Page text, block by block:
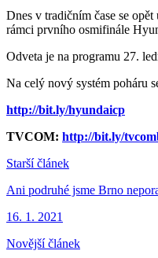
Dnes v tradičním čase se
rámci prvního osmifinále
Odveta je na programu 27.
Na celý nový systém poháru
http://bit.ly/hyundaicp
TVCOM: http://bit.ly/
Starší článek
Ani podruhé jsme Brno
16. 1. 2021
Novější článek